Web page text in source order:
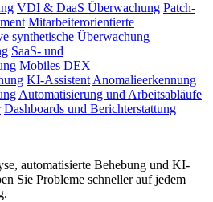
VDI & DaaS Überwachung Patch-
Mitarbeiterorientierte
synthetische Überwachung
SaaS- und
Mobiles DEX
KI-Assistent Anomalieerkennung
Automatisierung und Arbeitsabläufe
Dashboards und Berichterstattung
automatisierte Behebung und KI-
Sie Probleme schneller auf jedem